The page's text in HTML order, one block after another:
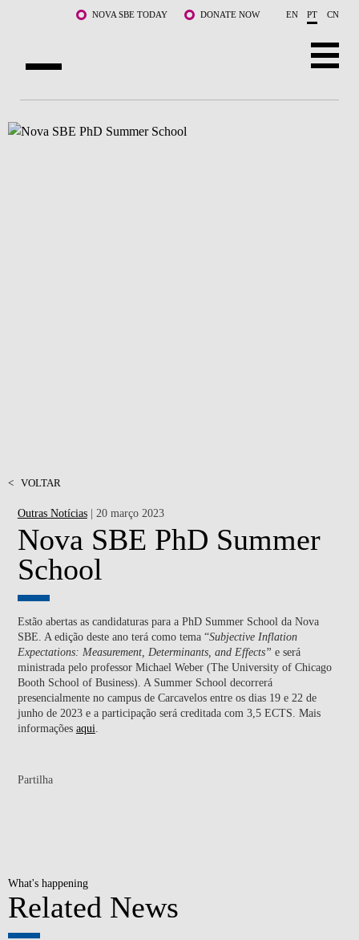
Saltar para o conteúdo principalNOVA SBE TODAY DONATE NOW EN PT CN
< VOLTAR
Outras Notícias| 20 março 2023
Nova SBE PhD Summer
School
Estão abertas as candidaturas para a PhD Summer School da Nova
SBE. A edição deste ano terá como tema “Subjective Inflation
Expectations: Measurement, Determinants, and Effects” e será
ministrada pelo professor Michael Weber (The University of Chicago
Booth School of Business). A Summer School decorrerá
presencialmente no campus de Carcavelos entre os dias 19 e 22 de
junho de 2023 e a participação será creditada com 3,5 ECTS. Mais
informações aqui
Partilha
What's happening
Related News